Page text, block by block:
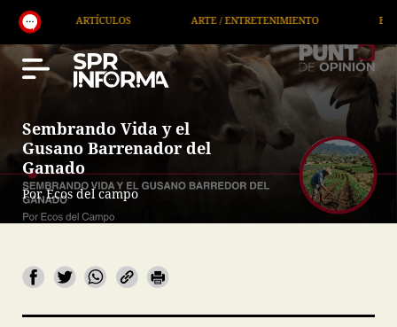
ARTÍCULOS ARTE / ENTRETENIMIENTO ECONOMÍA /
Sembrando Vida y el
Gusano Barrenador del
Ganado
Por Ecos del campo